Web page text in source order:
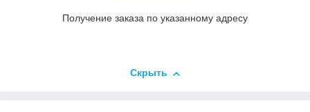
Получение заказа по указанному адресу
Скрыть